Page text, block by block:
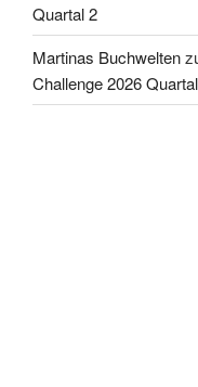
Quartal 2
Martinas Buchwelten
Challenge 2026